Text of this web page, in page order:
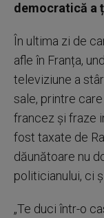
democratică a
În ultima zi de
afle în Franța,
televiziune a
sale, printre
francez și fraze
fost taxate de
dăunătoare nu
politicianului, ci
„Te duci într-o